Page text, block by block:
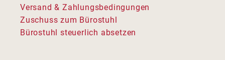
Versand & Zahlungsbedingungen
Zuschuss zum Bürostuhl
Bürostuhl steuerlich absetzen